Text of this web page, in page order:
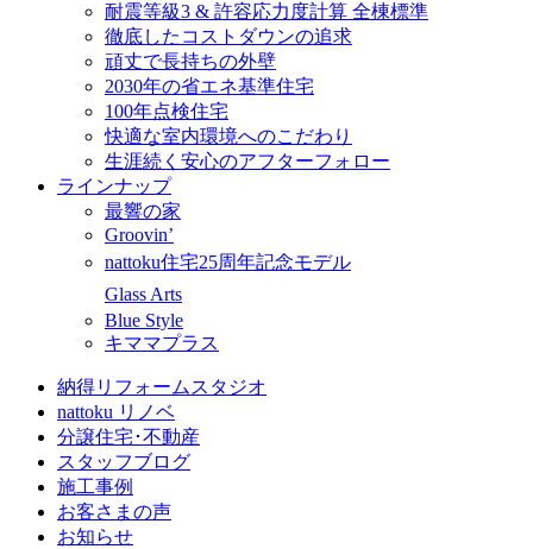
耐震等級3 & 許容応力度計算 全棟標準
徹底したコストダウンの追求
頑丈で長持ちの外壁
2030年の省エネ基準住宅
100年点検住宅
快適な室内環境へのこだわり
生涯続く安心のアフターフォロー
ラインナップ
最響の家
Groovin’
nattoku住宅25周年記念モデル
Glass Arts
Blue Style
キママプラス
納得リフォームスタジオ
nattoku リノベ
分譲住宅･不動産
スタッフブログ
施工事例
お客さまの声
お知らせ